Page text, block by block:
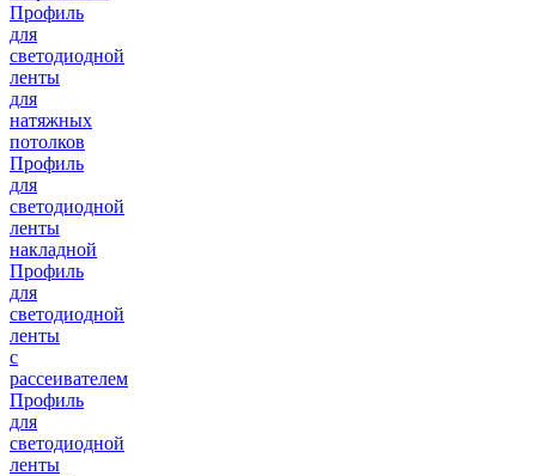
Профиль
для
светодиодной
ленты
для
натяжных
потолков
Профиль
для
светодиодной
ленты
накладной
Профиль
для
светодиодной
ленты
с
рассеивателем
Профиль
для
светодиодной
ленты